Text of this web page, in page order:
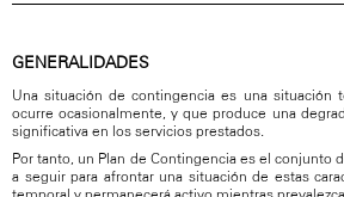
GENERALIDADES
Una situación de contingencia es una situación
ocurre ocasionalmente, y que produce una
significativa en los servicios prestados.
Por tanto, un Plan de Contingencia es el conjunto
a seguir para afrontar una situación de estas